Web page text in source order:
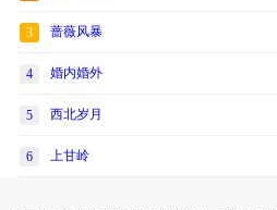
3 蔷薇风暴
4 婚内婚外
5 西北岁月
6 上甘岭